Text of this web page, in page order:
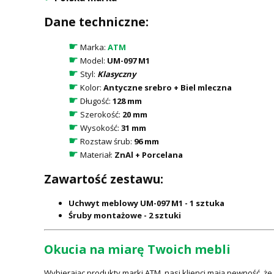
Dane techniczne:
☛ Marka: ATM
☛ Model: UM-097 M1
☛ Styl: Klasyczny
☛ Kolor: Antyczne srebro + Biel mleczna
☛ Długość: 128 mm
☛ Szerokość: 20 mm
☛ Wysokość: 31 mm
☛ Rozstaw śrub: 96 mm
☛ Materiał: ZnAl + Porcelana
Zawartość zestawu:
Uchwyt meblowy UM-097 M1 - 1 sztuka
Śruby montażowe - 2 sztuki
Okucia na miarę Twoich mebli